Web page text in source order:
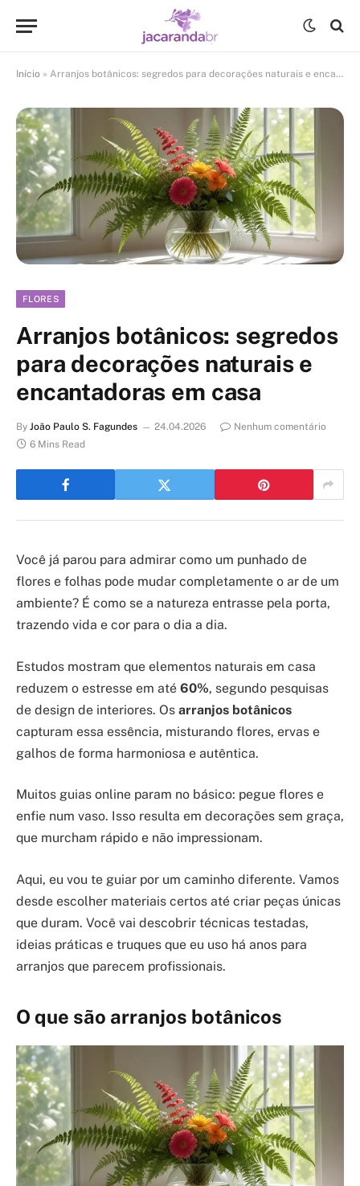
Início » Arranjos botânicos: segredos para decorações naturais e encantadoras em casa
FLORES
Arranjos botânicos: segredos
para decorações naturais e
encantadoras em casa
By João Paulo S. Fagundes 24.04.2026
Nenhum comentário
6 Mins Read
Você já parou para admirar como um punhado de
flores e folhas pode mudar completamente o ar de um
ambiente? É como se a natureza entrasse pela porta,
trazendo vida e cor para o dia a dia.
Estudos mostram que elementos naturais em casa
reduzem o estresse em até 60%, segundo pesquisas
de design de interiores. Os arranjos botânicos
capturam essa essência, misturando flores, ervas e
galhos de forma harmoniosa e autêntica.
Muitos guias online param no básico: pegue flores e
enfie num vaso. Isso resulta em decorações sem graça,
que murcham rápido e não impressionam.
Aqui, eu vou te guiar por um caminho diferente. Vamos
desde escolher materiais certos até criar peças únicas
que duram. Você vai descobrir técnicas testadas,
ideias práticas e truques que eu uso há anos para
arranjos que parecem profissionais.
O que são arranjos botânicos